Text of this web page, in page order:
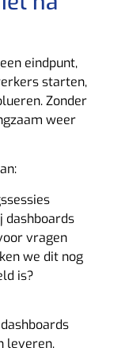
eindpunt,
starten,
Zonder
weer
dashboards
vragen
we dit nog
is?
leveren.